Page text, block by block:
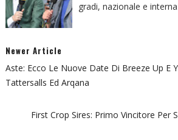
gradi, nazionale e
Newer Article
Aste: Ecco Le Nuove Date Di Breeze Up E
Tattersalls Ed Arqana
First Crop Sires: Primo Vincitore Per